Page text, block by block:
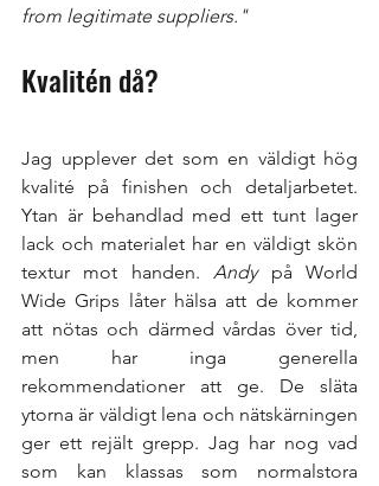
from legitimate suppliers."
Kvalitén då?
Jag upplever det som en väldigt hög
kvalité på finishen och detaljarbetet.
Ytan är behandlad med ett tunt lager
lack och materialet har en väldigt skön
textur mot handen. Andy på World
Wide Grips låter hälsa att de kommer
att nötas och därmed vårdas över tid,
men har inga generella
rekommendationer att ge. De släta
ytorna är väldigt lena och nätskärningen
ger ett rejält grepp. Jag har nog vad
som kan klassas som normalstora